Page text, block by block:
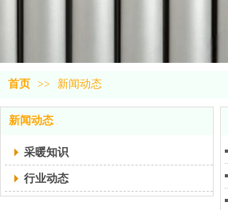
首页 >> 新闻动态
新闻动态
采暖知识
行业动态